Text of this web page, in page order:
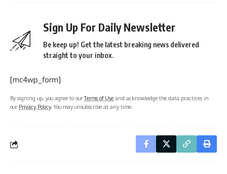
Sign Up For Daily Newsletter
Be keep up! Get the latest breaking news delivered
straight to your inbox.
[mc4wp_form]
By signing up, you agree to ourTerms of Use and acknowledge the data practices in
our Privacy Policy. You may unsubscribe at any time.